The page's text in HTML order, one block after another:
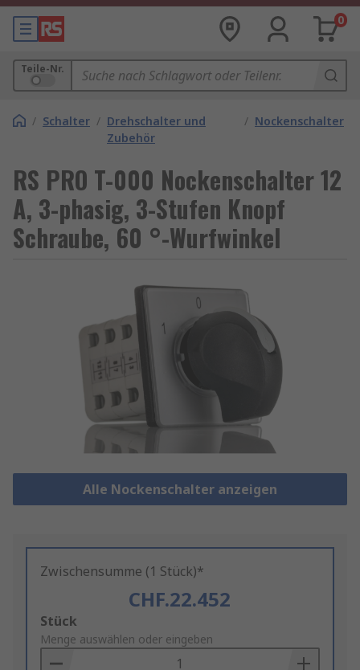
0
Teile-Nr.
/ Schalter / Drehschalter und
Zubehör
/ Nockenschalter
RS PRO T-000 Nockenschalter 12
A, 3-phasig, 3-Stufen Knopf
Schraube, 60 °-Wurfwinkel
Alle Nockenschalter anzeigen
Zwischensumme (1 Stück)*
CHF.22.452
Add
to
Basket
Stück
Menge auswählen oder eingeben